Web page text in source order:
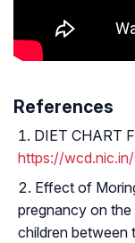
References
DIET CHART
https://
Effect of
pregnancy on
children between